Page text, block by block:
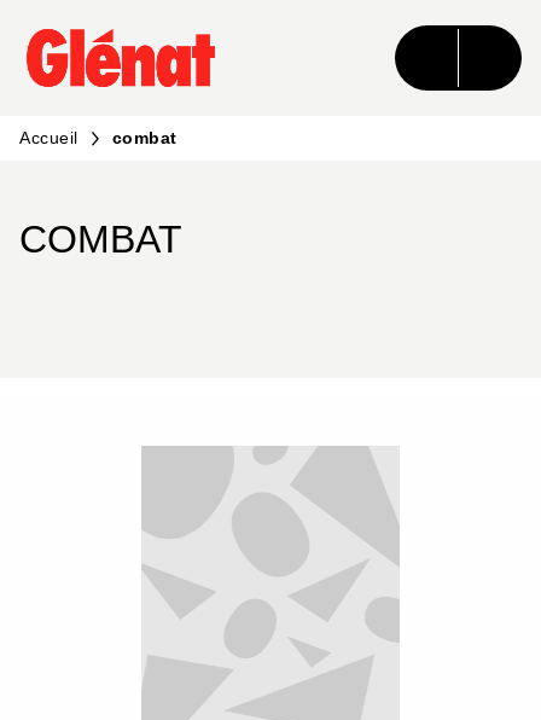
MENU RECHERCHE CONTENU
PIED DE PAGE
Accueil combat
COMBAT